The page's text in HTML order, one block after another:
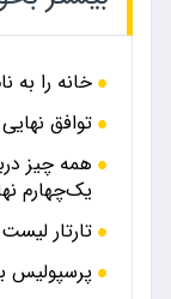
خانه را به
توافق
همه چیز
یک‌چهارم
تارتار
پرسپولیس